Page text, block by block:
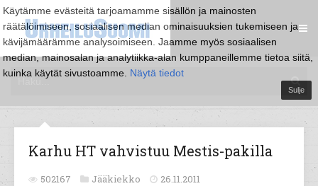
Käytämme evästeitä tarjoamamme sisällön ja mainosten
räätälöimiseen, sosiaalisen median ominaisuuksien tukemiseen ja
kävijämäärämme analysoimiseen. Jaamme myös sosiaalisen
median, mainosalan ja analytiikka-alan kumppaneillemme tietoa siitä,
kuinka käytät sivustoamme. Näytä tiedot
Sulje
Karhu HT vahvistuu Mestis-pakilla
502167 Jääkiekko 26.11.2011